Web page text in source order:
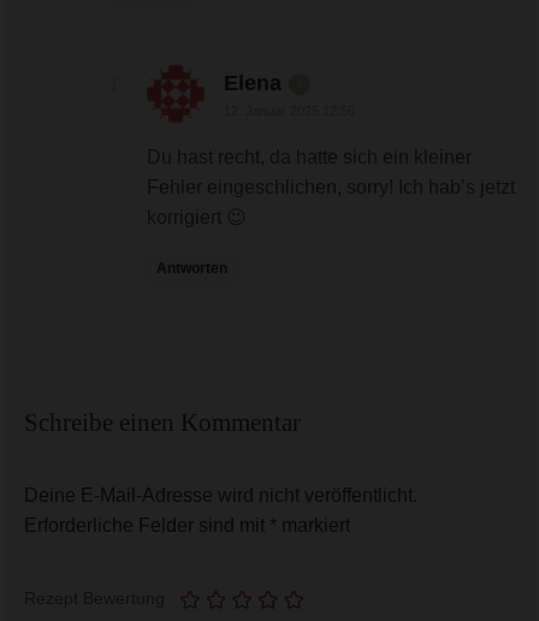
Elena
Du hast recht, da hatte sich ein kleiner
Fehler eingeschlichen, sorry! Ich hab’s jetzt
korrigiert 😉
Antworten
Schreibe einen Kommentar
Deine E-Mail-Adresse wird nicht veröffentlicht.
Erforderliche Felder sind mit * markiert